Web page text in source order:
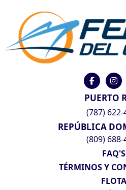
PUERTO
(787) 622-
REPÚBLICA
(809) 688-
FAQ'S
TÉRMINOS Y
FLOTA